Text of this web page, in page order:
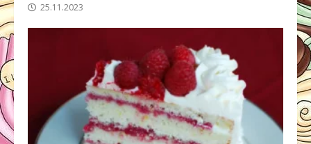
25.11.2023